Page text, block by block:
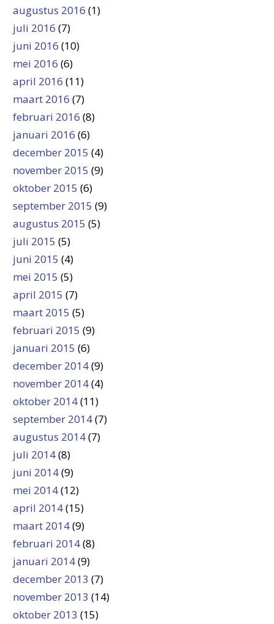
augustus 2016 (1)
juli 2016 (7)
juni 2016 (10)
mei 2016 (6)
april 2016 (11)
maart 2016 (7)
februari 2016 (8)
januari 2016 (6)
december 2015 (4)
november 2015 (9)
oktober 2015 (6)
september 2015 (9)
augustus 2015 (5)
juli 2015 (5)
juni 2015 (4)
mei 2015 (5)
april 2015 (7)
maart 2015 (5)
februari 2015 (9)
januari 2015 (6)
december 2014(9)
november 2014(4)
oktober 2014(11)
september 2014(7)
augustus 2014(7)
juli 2014(8)
juni 2014(9)
mei 2014(12)
april 2014(15)
maart 2014(9)
februari 2014(8)
januari 2014(9)
december 2013 (7)
november 2013 (14)
oktober 2013 (15)